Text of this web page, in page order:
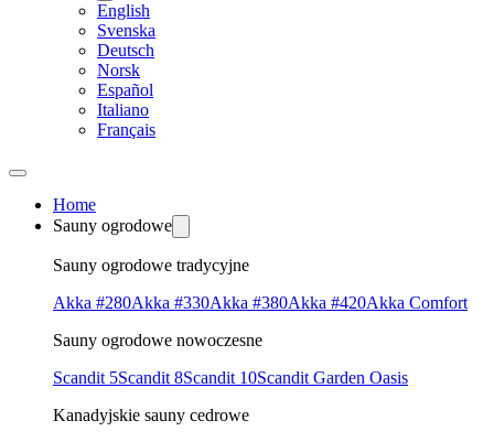
English
Svenska
Deutsch
Norsk
Español
Italiano
Français
Home
Sauny ogrodowe
Sauny ogrodowe tradycyjne
Akka #280Akka #330Akka #380Akka #420Akka Comfort
Sauny ogrodowe nowoczesne
Scandit 5Scandit 8Scandit 10Scandit Garden Oasis
Kanadyjskie sauny cedrowe